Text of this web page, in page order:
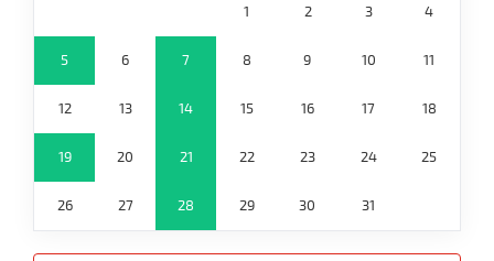
1 2 3 4
5 6 7 8 9 10 11
12 13 14 15 16 17 18
19 20 21 22 23 24 25
26 27 28 29 30 31